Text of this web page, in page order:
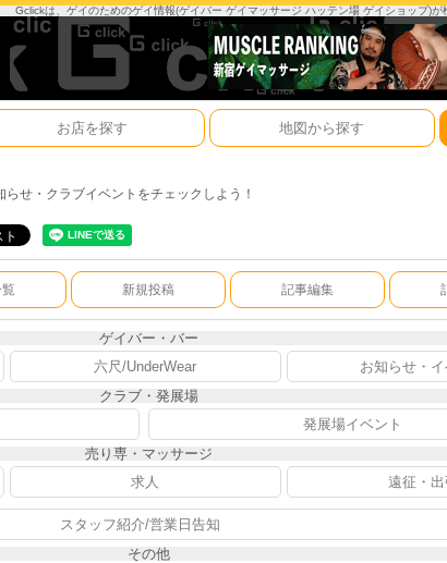
Gclickは、ゲイのためのゲイ情報(ゲイバー ゲイマッサージ ハッテン場 ゲイショップ)が
お店を探す 地図から探す
らせ・クラブイベントをチェックしよう！
新規投稿 記事編集
ゲイバー・バー
六尺/UnderWear
お知らせ・イ
クラブ・発展場
発展場イベント
売り専・マッサージ
求人 遠征・
スタッフ紹介/営業日告知
その他